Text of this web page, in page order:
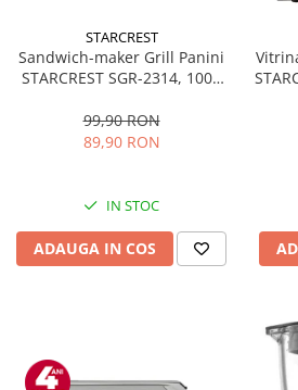
STARCREST
Sandwich-maker Grill Panini
STARCREST SGR-2314, 1000
Deschidere 180°, Suprafata
de gatire 23 x 14 cm, Negru
99,90 RON
89,90 RON
IN STOC
ADAUGA IN COS